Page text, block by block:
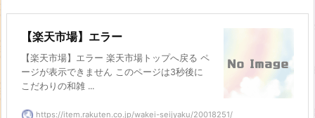
【楽天市場】エラー
【楽天市場】エラー 楽天市場トップへ戻る ペ
ージが表示できません このページは3秒後に
こだわりの和雑 ...
https://item.rakuten.co.jp/wakei-seijyaku/20018251/